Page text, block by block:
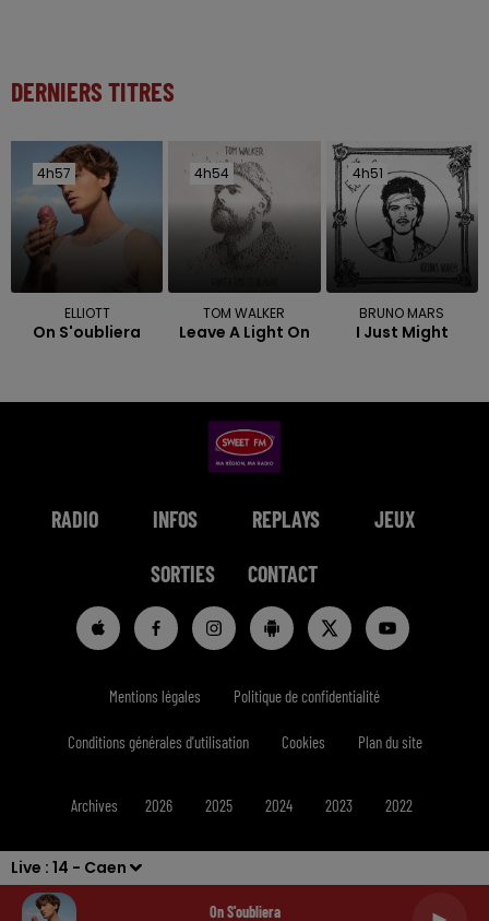
Live : 14 - Caen
On S'oubliera
DERNIERS TITRES
4h57
4h57
ELLIOTT
On S'oubliera
4h54
4h54
TOM WALKER
Leave A Light On
4h51
4h51
BRUNO MARS
I Just Might
RADIO INFOS REPLAYS JEUX
SORTIES CONTACT
Mentions légales Politique de confidentialité
Conditions générales d'utilisation Cookies Plan du site
Archives 2026 2025 2024 2023 2022